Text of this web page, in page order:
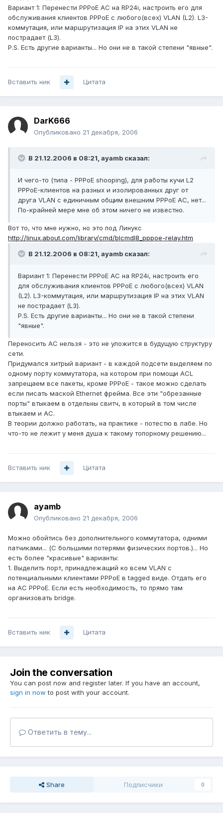
Вариант 1: Перенести PPPoE AC на RP24i, настроить его для
обслуживания клиентов PPPoE с любого(всех) VLAN (L2). L3-
коммутация, или маршрутизация IP на этих VLAN не
пострадает (L3).
P.S. Есть другие варианты... Но они не в такой степени "явные".
Вставить ник Цитата
DarK666
Опубликовано 21 декабря, 2006
В 21.12.2006 в 08:21, ayamb сказал:
И чего-то (типа - PPPoE shooping), для работы кучи L2
PPPoE-клиентов на разных и изолированных друг от
друга VLAN с единичным общим внешним PPPoE AC, нет...
По-крайней мере мне об этом ничего не известно.
Вот то, что мне нужно, но это под Линукс
http://linux.about.com/library/cmd/blcmdl8_pppoe-relay.htm
В 21.12.2006 в 08:21, ayamb сказал:
Вариант 1: Перенести PPPoE AC на RP24i, настроить его
для обслуживания клиентов PPPoE с любого(всех) VLAN
(L2). L3-коммутация, или маршрутизация IP на этих VLAN
не пострадает (L3).
P.S. Есть другие варианты... Но они не в такой степени
"явные".
Переносить AC нельзя - это не уложится в будущую структуру
сети.
Придумался хитрый вариант - в каждой подсети выделяем по
одному порту коммутатора, на котором при помощи ACL
запрещаем все пакеты, кроме PPPoE - такое можно сделать
если писать маской Ethernet фрейма. Все эти "обрезанные
порты" втыкаем в отдельны свитч, в который в том числе
втыкаем и AC.
В теории должно работать, на практике - потестю в лабе. Но
что-то не лежит у меня душа к такому топорному решению...
Вставить ник Цитата
ayamb
Опубликовано 21 декабря, 2006
Можно обойтись без дополнительного коммутатора, одними
патчиками... (С большими потерями физических портов.)... Но
есть более "красивые" варианты:
1. Выделить порт, принадлежащий ко всем VLAN с
потенциальными клиентами PPPoE в tagged виде. Отдать его
на AC PPPoE. Если есть необходимость, то прямо там
организовать bridge.
Вставить ник Цитата
Join the conversation
You can post now and register later. If you have an account,
sign in now to post with your account.
Ответить в тему...
Share Подписчики 0